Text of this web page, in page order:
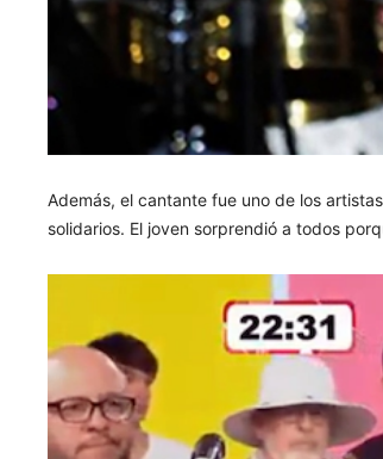
Además, el cantante fue uno de los
solidarios. El joven sorprendió a todos